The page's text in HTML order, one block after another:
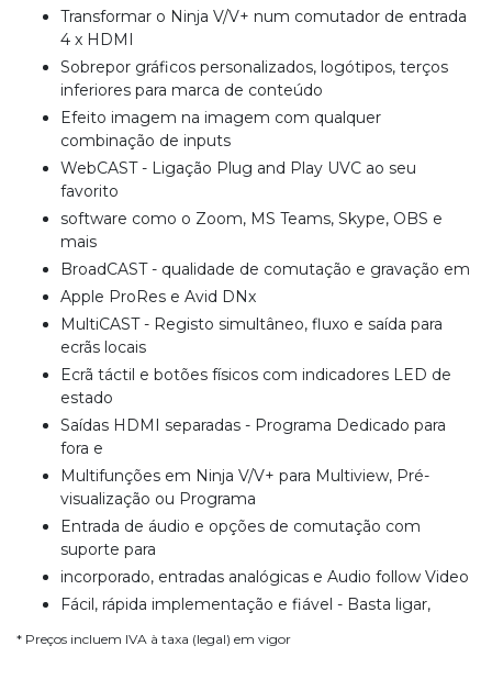
Transformar o Ninja V/V+ num comutador de entrada
4 x HDMI
Sobrepor gráficos personalizados, logótipos, terços
inferiores para marca de conteúdo
Efeito imagem na imagem com qualquer
combinação de inputs
WebCAST - Ligação Plug and Play UVC ao seu
favorito
software como o Zoom, MS Teams, Skype, OBS e
mais
BroadCAST - qualidade de comutação e gravação em
Apple ProRes e Avid DNx
MultiCAST - Registo simultâneo, fluxo e saída para
ecrãs locais
Ecrã táctil e botões físicos com indicadores LED de
estado
Saídas HDMI separadas - Programa Dedicado para
fora e
Multifunções em Ninja V/V+ para Multiview, Pré-
visualização ou Programa
Entrada de áudio e opções de comutação com
suporte para
incorporado, entradas analógicas e Audio follow Video
Fácil, rápida implementação e fiável - Basta ligar,
* Preços incluem IVA à taxa (legal) em vigor